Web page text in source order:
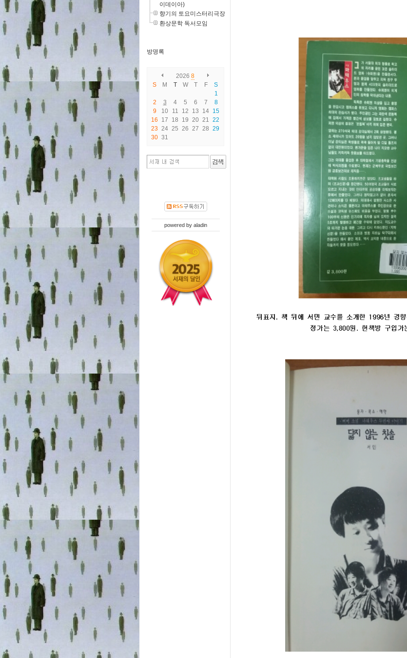
이데이아)
향기의 토요미스터리극장
환상문학 독서모임
방명록
2026 8
S
M T W T F
S
1
2
3 4 5 6 7
8
9
10 11 12 13 14 15
16
17 18 19 20 21 22
23 24 25 26 27 28 29
30 31
powered by aladin